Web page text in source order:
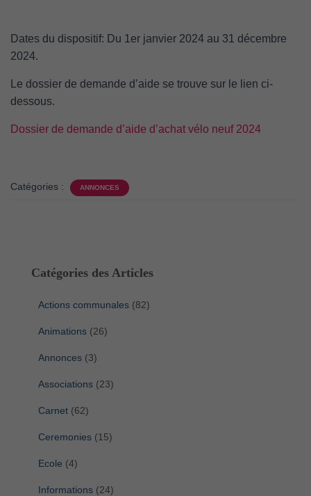
Dates du dispositif: Du 1er janvier 2024 au 31 décembre
2024.
Le dossier de demande d’aide se trouve sur le lien ci-
dessous.
Dossier de demande d’aide d’achat vélo neuf 2024
Catégories : ANNONCES
Catégories des Articles
Actions communales (82)
Animations (26)
Annonces (3)
Associations (23)
Carnet (62)
Ceremonies (15)
Ecole (4)
Informations (24)